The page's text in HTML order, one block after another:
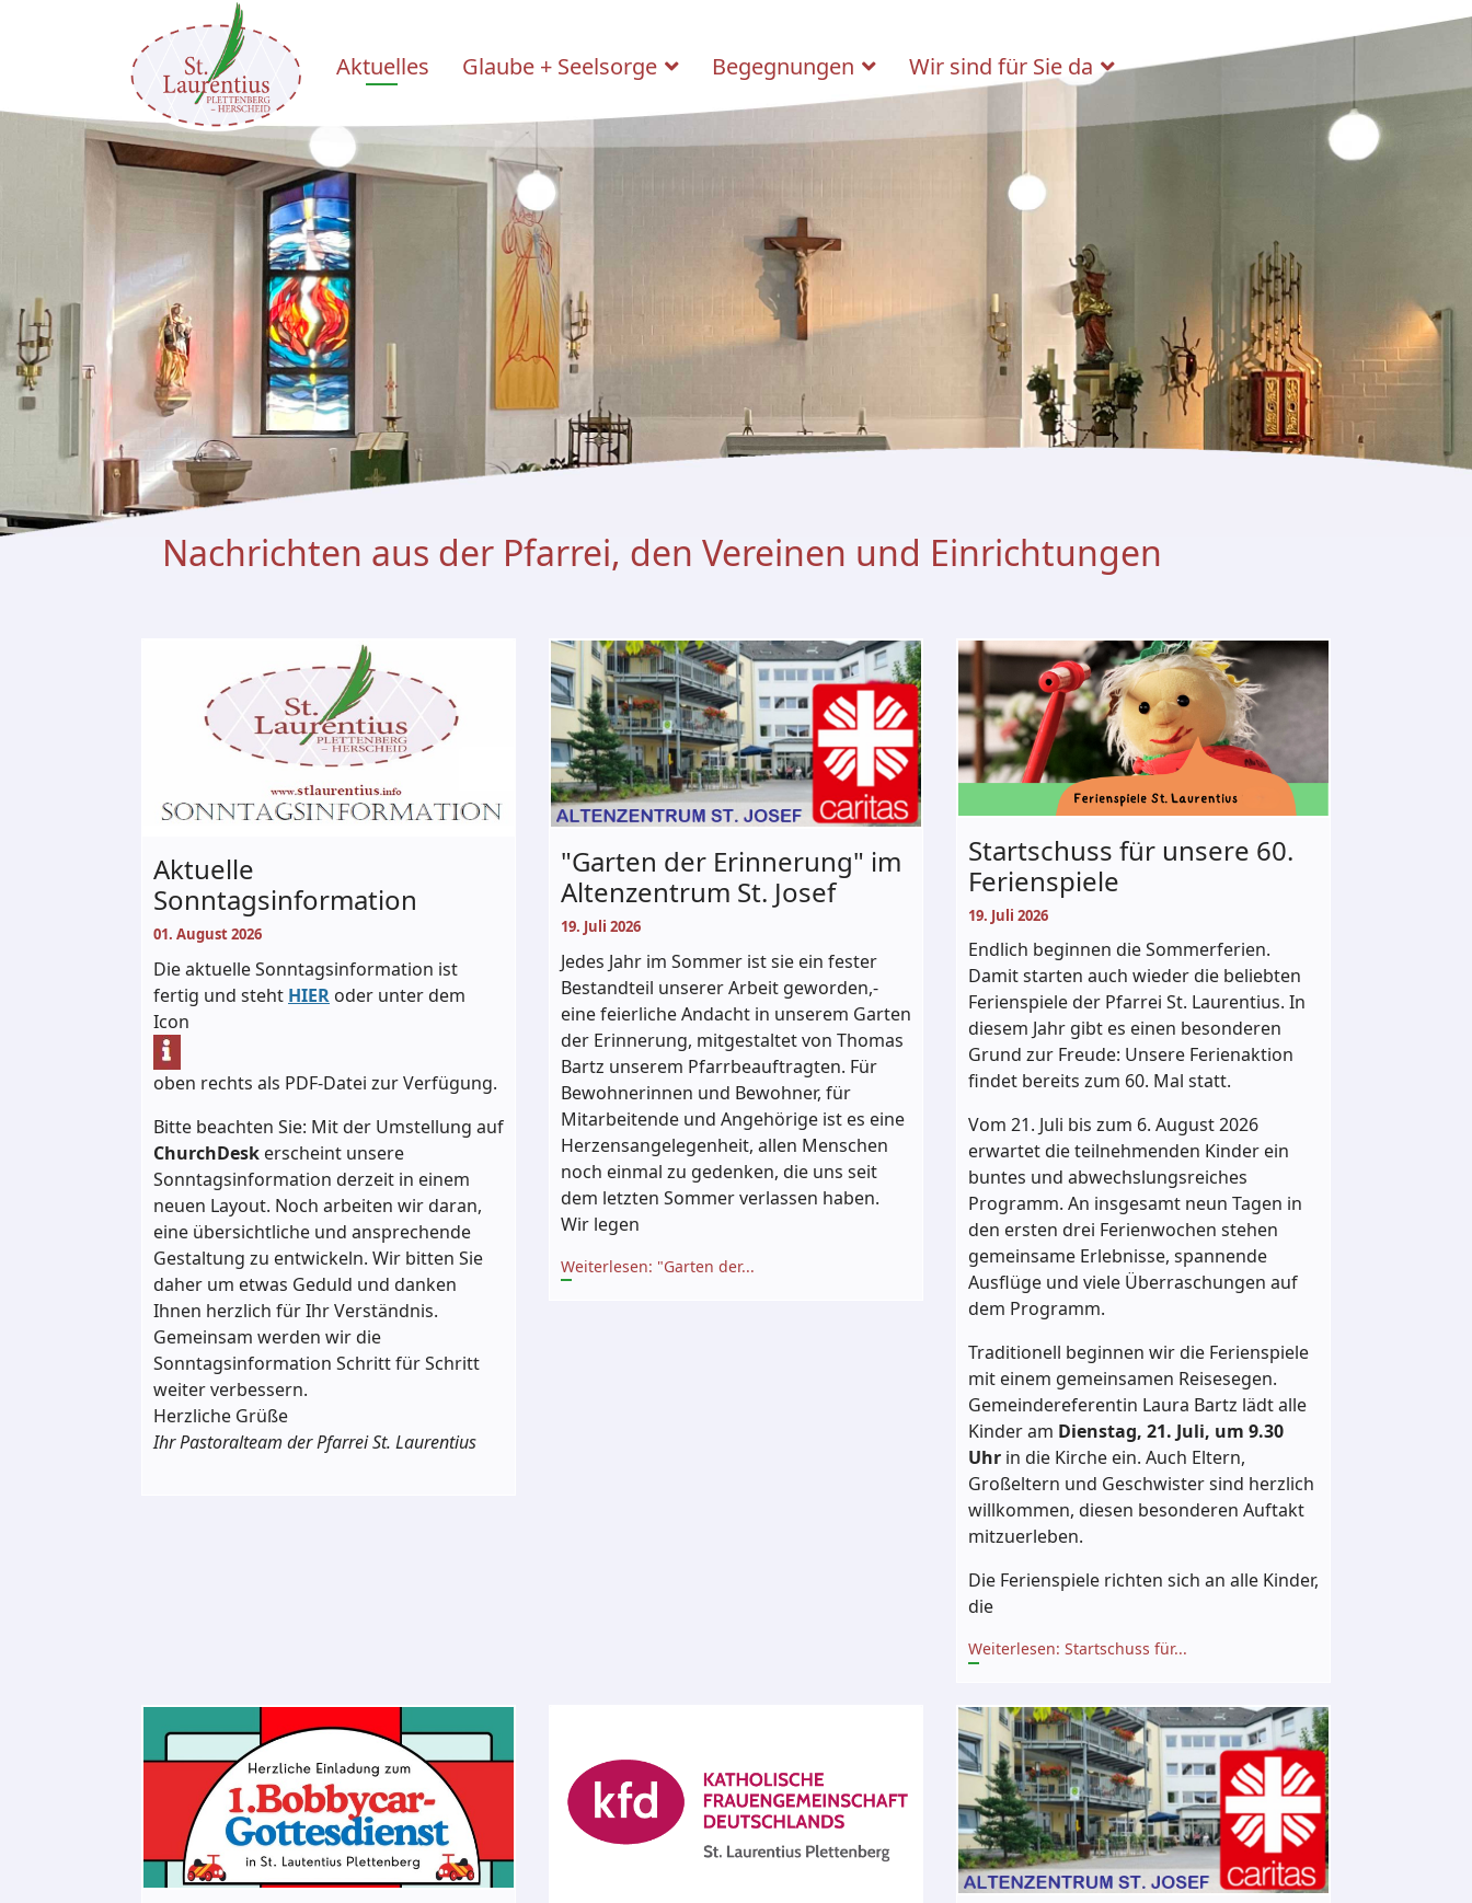
Aktuelles Glaube + Seelsorge Begegnungen Wir sind für Sie da
Nachrichten aus der Pfarrei, den Vereinen und Einrichtungen
Aktuelle
Sonntagsinformation
01. August 2026
Die aktuelle Sonntagsinformation ist
fertig und steht HIER oder unter dem
Icon
oben rechts als PDF-Datei zur Verfügung.
Bitte beachten Sie: Mit der Umstellung auf
ChurchDesk erscheint unsere
Sonntagsinformation derzeit in einem
neuen Layout. Noch arbeiten wir daran,
eine übersichtliche und ansprechende
Gestaltung zu entwickeln. Wir bitten Sie
daher um etwas Geduld und danken
Ihnen herzlich für Ihr Verständnis.
Gemeinsam werden wir die
Sonntagsinformation Schritt für Schritt
weiter verbessern.
Herzliche Grüße
Ihr Pastoralteam der Pfarrei St. Laurentius
"Garten der Erinnerung" im
Altenzentrum St. Josef
19. Juli 2026
Jedes Jahr im Sommer ist sie ein fester
Bestandteil unserer Arbeit geworden,-
eine feierliche Andacht in unserem Garten
der Erinnerung, mitgestaltet von Thomas
Bartz unserem Pfarrbeauftragten. Für
Bewohnerinnen und Bewohner, für
Mitarbeitende und Angehörige ist es eine
Herzensangelegenheit, allen Menschen
noch einmal zu gedenken, die uns seit
dem letzten Sommer verlassen haben.
Wir legen
Weiterlesen: "Garten der...
Startschuss für unsere 60.
Ferienspiele
19. Juli 2026
Endlich beginnen die Sommerferien.
Damit starten auch wieder die beliebten
Ferienspiele der Pfarrei St. Laurentius. In
diesem Jahr gibt es einen besonderen
Grund zur Freude: Unsere Ferienaktion
findet bereits zum 60. Mal statt.
Vom 21. Juli bis zum 6. August 2026
erwartet die teilnehmenden Kinder ein
buntes und abwechslungsreiches
Programm. An insgesamt neun Tagen in
den ersten drei Ferienwochen stehen
gemeinsame Erlebnisse, spannende
Ausflüge und viele Überraschungen auf
dem Programm.
Traditionell beginnen wir die Ferienspiele
mit einem gemeinsamen Reisesegen.
Gemeindereferentin Laura Bartz lädt alle
Kinder am Dienstag, 21. Juli, um 9.30
Uhr in die Kirche ein. Auch Eltern,
Großeltern und Geschwister sind herzlich
willkommen, diesen besonderen Auftakt
mitzuerleben.
Die Ferienspiele richten sich an alle Kinder,
die
Weiterlesen: Startschuss für...